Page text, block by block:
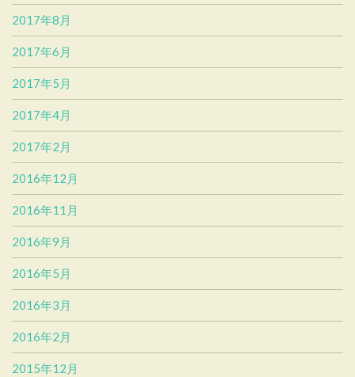
2017年8月
2017年6月
2017年5月
2017年4月
2017年2月
2016年12月
2016年11月
2016年9月
2016年5月
2016年3月
2016年2月
2015年12月